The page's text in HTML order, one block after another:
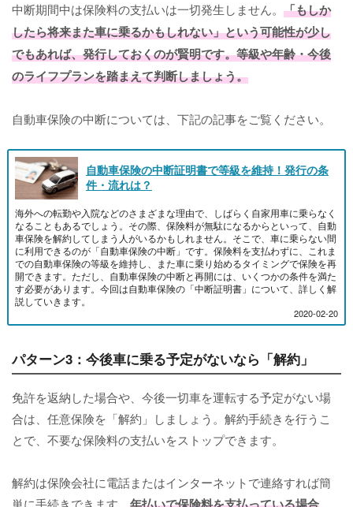
中断期間中は保険料の支払いは一切発生しません。 「もしか
したら将来また車に乗るかもしれない」という可能性が少し
でもあれば、発行しておくのが賢明です。等級や年齢・今後
のライフプランを踏まえて判断しましょう。
自動車保険の中断については、下記の記事をご覧ください。
自動車保険の中断証明書で等級を維持！発行の条
件・流れは？
海外への転勤や入院などのさまざまな理由で、しばらく自家用車に乗らなく
なることもあるでしょう。その際、保険料が無駄になるからといって、自動
車保険を解約してしまう人がいるかもしれません。そこで、車に乗らない間
に利用できるのが「自動車保険の中断」です。保険料を支払わずに、これま
での自動車保険の等級を維持し、また車に乗り始めるタイミングで保険を再
開できます。ただし、自動車保険の中断と再開には、いくつかの条件を満た
す必要があります。今回は自動車保険の「中断証明書」について、詳しく解
説していきます。
2020-02-20
パターン3：今後車に乗る予定がないなら「解約」
免許を返納した場合や、今後一切車を運転する予定がない場
合は、任意保険を「解約」しましょう。解約手続きを行うこ
とで、不要な保険料の支払いをストップできます。
解約は保険会社に電話またはインターネットで連絡すれば簡